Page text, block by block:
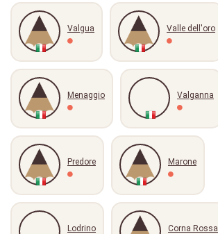
Valgua Valle dell'oro
Menaggio Valganna
Predore Marone
Lodrino Corna Rossa